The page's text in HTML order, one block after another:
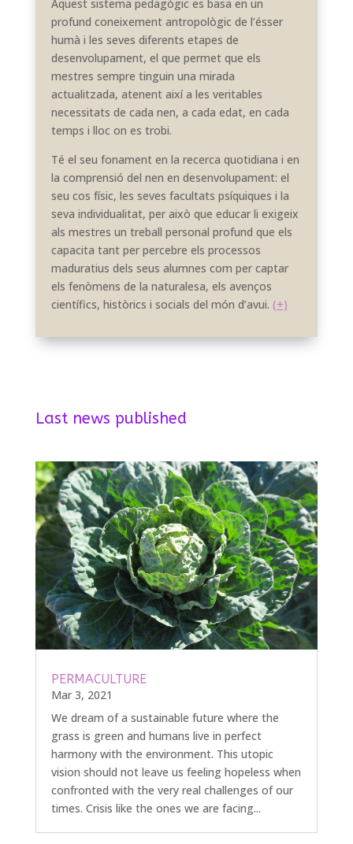
Aquest sistema pedagògic es basa en un
profund coneixement antropològic de l’ésser
humà i les seves diferents etapes de
desenvolupament, el que permet que els
mestres sempre tinguin una mirada
actualitzada, atenent així a les veritables
necessitats de cada nen, a cada edat, en cada
temps i lloc on es trobi.
Té el seu fonament en la recerca quotidiana i en
la comprensió del nen en desenvolupament: el
seu cos físic, les seves facultats psíquiques i la
seva individualitat, per això que educar li exigeix
als mestres un treball personal profund que els
capacita tant per percebre els processos
maduratius dels seus alumnes com per captar
els fenòmens de la naturalesa, els avenços
científics, històrics i socials del món d’avui. (+)
Last news published
PERMACULTURE
Mar 3, 2021
We dream of a sustainable future where the
grass is green and humans live in perfect
harmony with the environment. This utopic
vision should not leave us feeling hopeless when
confronted with the very real challenges of our
times. Crisis like the ones we are facing...